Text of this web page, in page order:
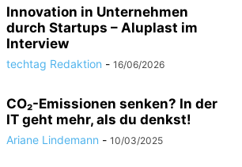
Innovation in Unternehmen
durch Startups – Aluplast im
Interview
techtag Redaktion - 16/06/2026
CO₂-Emissionen senken? In der
IT geht mehr, als du denkst!
Ariane Lindemann - 10/03/2025